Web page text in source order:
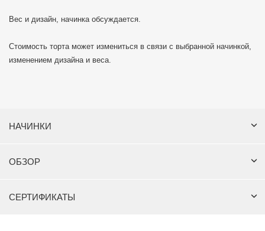
Вес и дизайн, начинка обсуждается.
Стоимость торта может измениться в связи с выбранной начинкой,
изменением дизайна и веса.
НАЧИНКИ
ОБЗОР
СЕРТИФИКАТЫ